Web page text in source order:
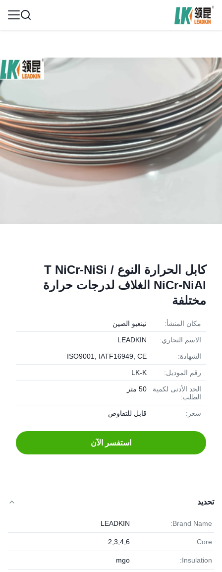
كابل الحرارة النوع T NiCr-NiSi /
NiCr-NiAl الغلاف لدرجات حرارة
مختلفة
مكان المنشأ: نينغبو الصين
الاسم التجاري: LEADKIN
الشهادة: ISO9001, IATF16949, CE
رقم الموديل: LK-K
الحد الأدنى لكمية
الطلب:
50 متر
سعر: قابل للتفاوض
استفسر الآن
تحديد
Brand Name:
LEADKIN
Core:
2,3,4,6
Insulation:
mgo